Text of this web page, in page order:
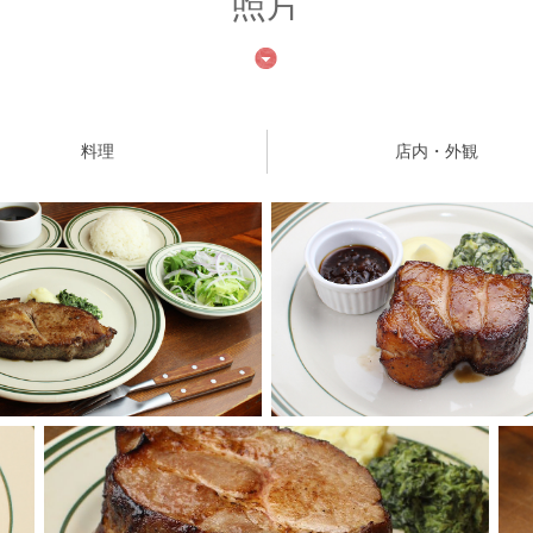
料理 店内・外観